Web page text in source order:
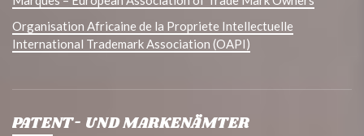
Organisation Africaine de la Propriete Intellectuelle
International Trademark Association (OAPI)
PATENT- UND MARKENÄMTER